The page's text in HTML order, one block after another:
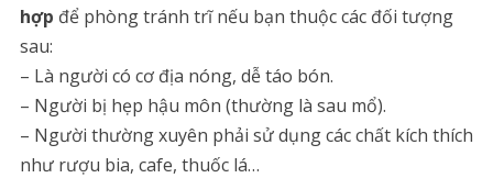
hợp để phòng tránh trĩ nếu bạn thuộc các đối tượng
sau:
– Là người có cơ địa nóng, dễ táo bón.
– Người bị hẹp hậu môn (thường là sau mổ).
– Người thường xuyên phải sử dụng các chất kích thích
như rượu bia, cafe, thuốc lá…